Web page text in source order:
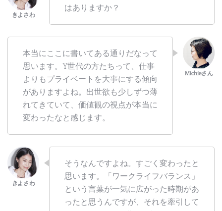
はありますか？
本当にここに書いてある通りだなって
思います。Y世代の方たちって、仕事
よりもプライベートを大事にする傾向
がありますよね。出世欲も少しずつ薄
れてきていて、価値観の視点が本当に
変わったなと感じます。
そうなんですよね。すごく変わったと
思います。「ワークライフバランス」
という言葉が一気に広がった時期があ
ったと思うんですが、それを牽引して